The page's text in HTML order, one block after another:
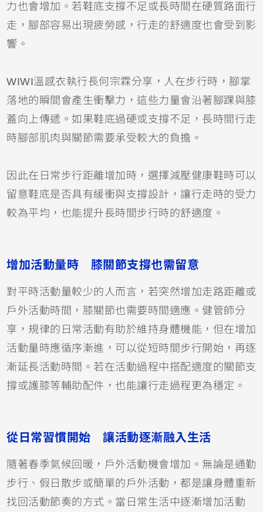
力也會增加。若鞋底支撐不足或長時間在硬質路面行
走，腳部容易出現疲勞感，行走的舒適度也會受到影
響。
WIWI溫感衣執行長何宗霖分享，人在步行時，腳掌
落地的瞬間會產生衝擊力，這些力量會沿著腳踝與膝
蓋向上傳遞。如果鞋底過硬或支撐不足，長時間行走
時腳部肌肉與關節需要承受較大的負擔。
因此在日常步行距離增加時，選擇減壓健康鞋時可以
留意鞋底是否具有緩衝與支撐設計，讓行走時的受力
較為平均，也能提升長時間步行時的舒適度。
增加活動量時 膝關節支撐也需留意
對平時活動量較少的人而言，若突然增加走路距離或
戶外活動時間，膝關節也需要時間適應。健管師分
享，規律的日常活動有助於維持身體機能，但在增加
活動量時應循序漸進，可以從短時間步行開始，再逐
漸延長活動時間。若在活動過程中搭配適度的關節支
撐或護膝等輔助配件，也能讓行走過程更為穩定。
從日常習慣開始 讓活動逐漸融入生活
隨著春季氣候回暖，戶外活動機會增加。無論是通勤
步行、假日散步或簡單的戶外活動，都是讓身體重新
找回活動節奏的方式。當日常生活中逐漸增加活動